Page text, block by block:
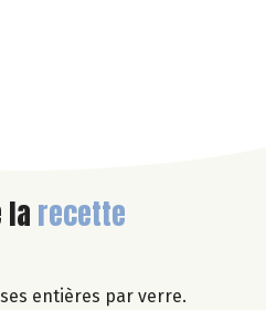
larecette
entières par verre.